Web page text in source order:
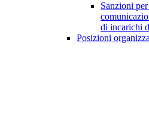
Sanzioni
di incarichi
Posizioni